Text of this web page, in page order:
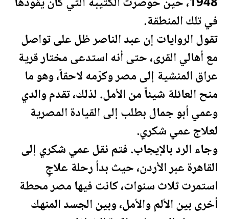
في تلك المنطقة.
تقول الروايات إن عبد الناصر ظل على تواصل
مع أهالي القرى، حتى أنه استدعى مختار قرية
عراق المنشية إلىمصروكرّمه لاحقاً، وهو ما
منح العائلة شيئاً من الأمل. لذلك، تقدم والدي
وعمي أبو جمال بطلب إلى القيادة المصرية
لعلاج عمي شكري.
وجاء الرد بالإيجاب. فتم نقل عمي شكري إلى
القاهرة عبرالأردن، حيث بدأ رحلة علاجٍ
استمرت ثلاث سنوات، كانت فيهامصرمحطة
أخرى بين الألم والأمل، وبين الجسد المنهك